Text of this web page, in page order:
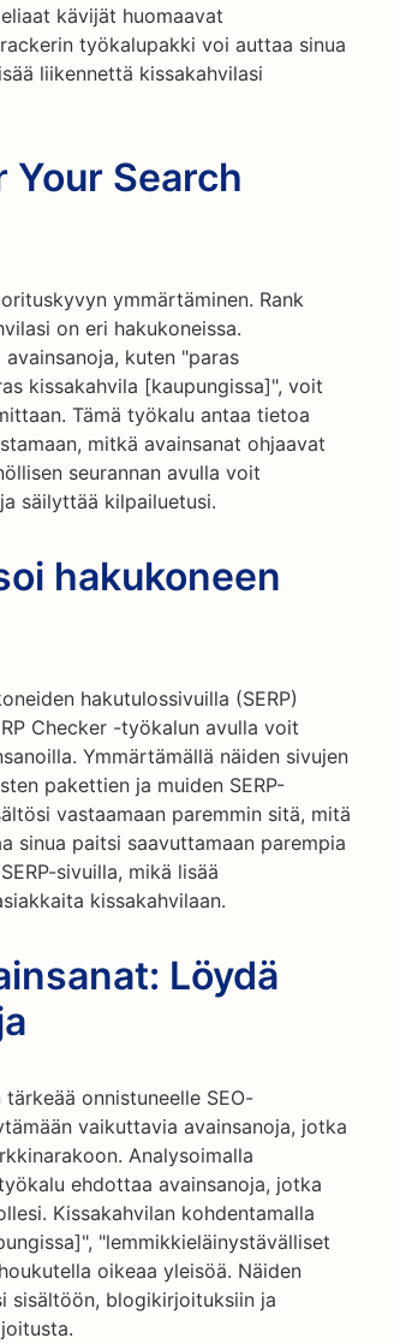
kävijät huomaavat
työkalupakki voi auttaa sinua
liikennettä kissakahvilasi
Your Search
ymmärtäminen. Rank
on eri hakukoneissa.
kuten "paras
kissakahvila [kaupungissa]", voit
Tämä työkalu antaa tietoa
mitkä avainsanat ohjaavat
seurannan avulla voit
säilyttää kilpailuetusi.
hakukoneen
hakutulossivuilla (SERP)
Checker -työkalun avulla voit
Ymmärtämällä näiden sivujen
pakettien ja muiden SERP-
vastaamaan paremmin sitä, mitä
sinua paitsi saavuttamaan parempia
sivuilla, mikä lisää
kissakahvilaan.
Löydä
onnistuneelle SEO-
vaikuttavia avainsanoja, jotka
Analysoimalla
ehdottaa avainsanoja, jotka
Kissakahvilan kohdentamalla
"lemmikkieläinystävälliset
oikeaa yleisöä. Näiden
sisältöön, blogikirjoituksiin ja